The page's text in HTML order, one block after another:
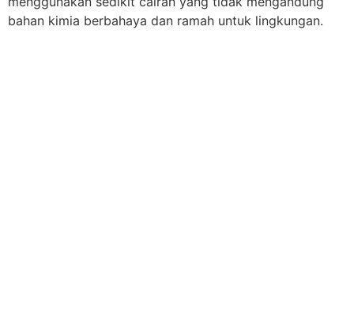
bahan kimia berbahaya dan ramah untuk lingkungan.